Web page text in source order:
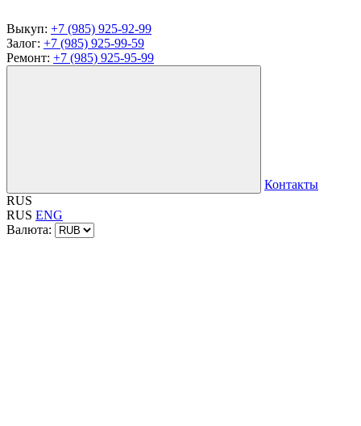
Выкуп: +7 (985) 925-92-99
Залог: +7 (985) 925-99-59
Ремонт: +7 (985) 925-95-99
Контакты
RUS
RUS ENG
Валюта: